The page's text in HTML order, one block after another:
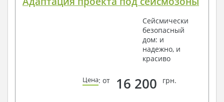
Сейсмически
безопасный
дом: и
надежно, и
красиво
Цена: от 16 200 грн.